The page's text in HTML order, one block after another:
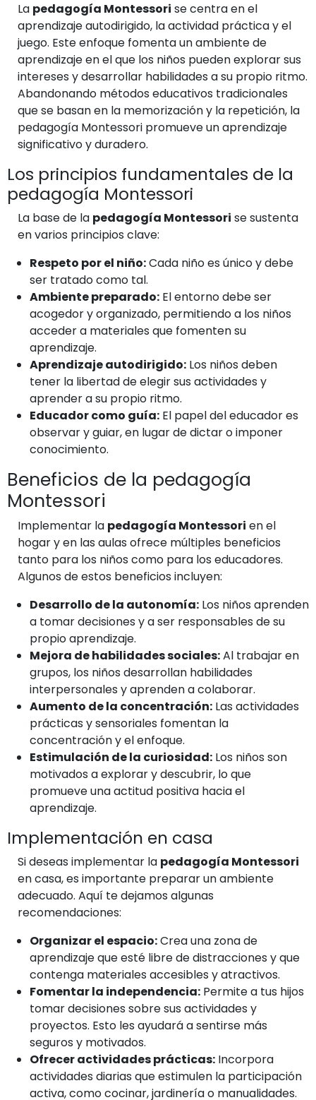
La pedagogía Montessori se centra en el
aprendizaje autodirigido, la actividad práctica y el
juego. Este enfoque fomenta un ambiente de
aprendizaje en el que los niños pueden explorar sus
intereses y desarrollar habilidades a su propio ritmo.
Abandonando métodos educativos tradicionales
que se basan en la memorización y la repetición, la
pedagogía Montessori promueve un aprendizaje
significativo y duradero.
Los principios fundamentales de la
pedagogía Montessori
La base de la pedagogía Montessori se sustenta
en varios principios clave:
Respeto por el niño:Cada niño es único y debe
ser tratado como tal.
Ambiente preparado: El entorno debe ser
acogedor y organizado, permitiendo a los niños
acceder a materiales que fomenten su
aprendizaje.
Aprendizaje autodirigido: Los niños deben
tener la libertad de elegir sus actividades y
aprender a su propio ritmo.
Educador como guía: El papel del educador es
observar y guiar, en lugar de dictar o imponer
conocimiento.
Beneficios de la pedagogía
Montessori
Implementar la pedagogía Montessori en el
hogar y en las aulas ofrece múltiples beneficios
tanto para los niños como para los educadores.
Algunos de estos beneficios incluyen:
Desarrollo de la autonomía: Los niños aprenden
a tomar decisiones y a ser responsables de su
propio aprendizaje.
Mejora de habilidades sociales:Al trabajar en
grupos, los niños desarrollan habilidades
interpersonales y aprenden a colaborar.
Aumento de la concentración: Las actividades
prácticas y sensoriales fomentan la
concentración y el enfoque.
Estimulación de la curiosidad: Los niños son
motivados a explorar y descubrir, lo que
promueve una actitud positiva hacia el
aprendizaje.
Implementación en casa
Si deseas implementar la pedagogía Montessori
en casa, es importante preparar un ambiente
adecuado. Aquí te dejamos algunas
recomendaciones:
Organizar el espacio:Crea una zona de
aprendizaje que esté libre de distracciones y que
contenga materiales accesibles y atractivos.
Fomentar la independencia: Permite a tus hijos
tomar decisiones sobre sus actividades y
proyectos. Esto les ayudará a sentirse más
seguros y motivados.
Ofrecer actividades prácticas: Incorpora
actividades diarias que estimulen la participación
activa, como cocinar, jardinería o manualidades.